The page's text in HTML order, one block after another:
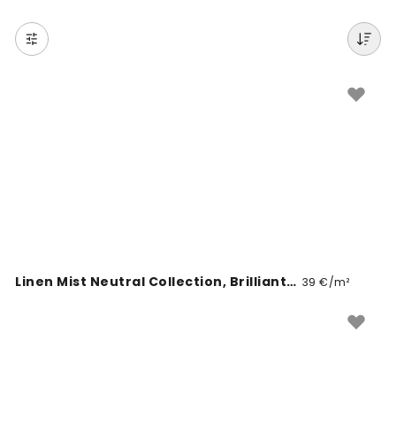
kényelmesebbé teszik a tartózkodást. Egyedi
faltapétáink könnyen felhelyezhetők, és több ezer
design közül választhatsz. Tedd a pánikszobádat is a
Linen Mist Neutral Collection, Brilliant White 39 €/m²